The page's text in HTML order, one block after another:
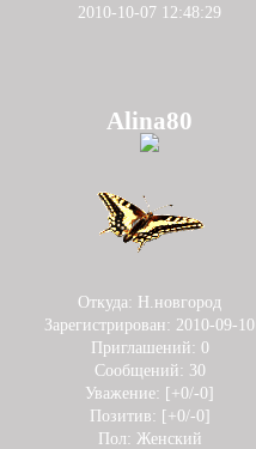
2010-10-07 12:48:29
Alina80
Откуда: Н.новгород
Зарегистрирован: 2010-09-10
Приглашений: 0
Сообщений: 30
Уважение: [+0/-0]
Позитив: [+0/-0]
Пол: Женский